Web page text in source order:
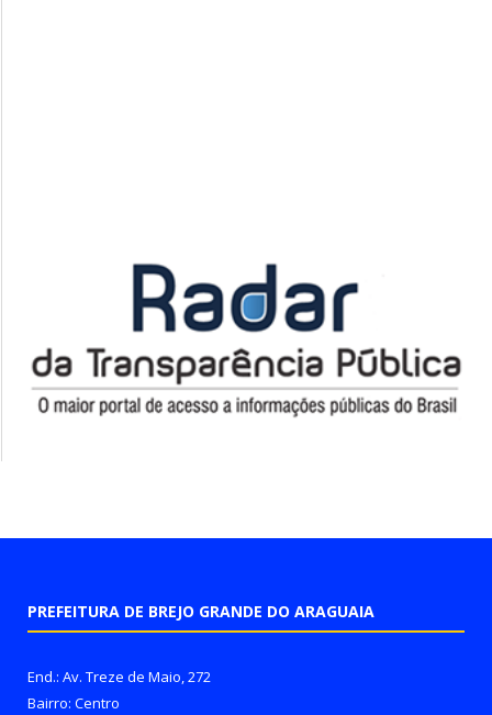
PREFEITURA DE BREJO GRANDE DO ARAGUAIA
End.: Av. Treze de Maio, 272
Bairro: Centro